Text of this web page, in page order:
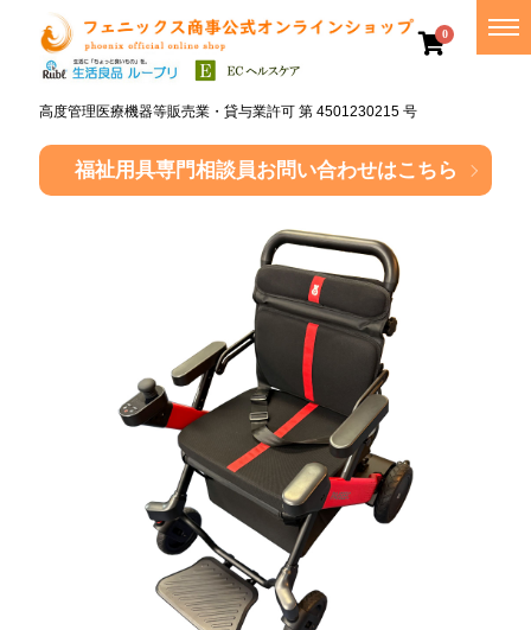
高度管理医療機器等販売業・貸与業許可 第 4501230215 号
0
福祉用具専門相談員お問い合わせはこちら